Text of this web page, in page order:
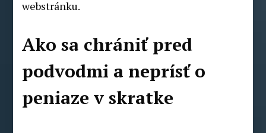
webstránku.
Ako sa chrániť pred
podvodmi a neprísť o
peniaze v skratke